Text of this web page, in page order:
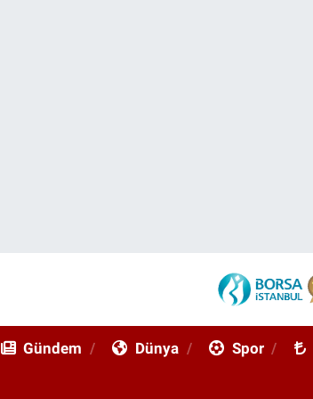
Gündem Dünya Spor